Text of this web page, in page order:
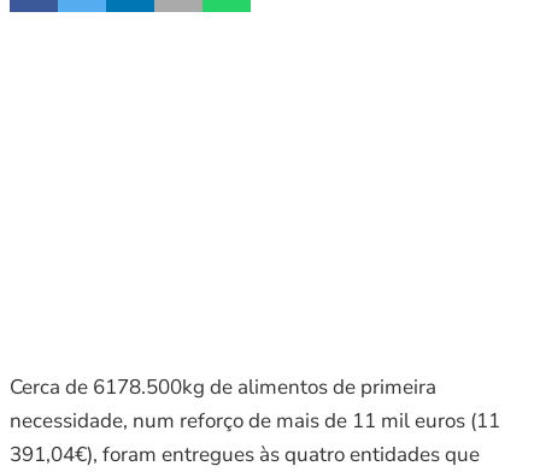
Cerca de 6178.500kg de alimentos de primeira
necessidade, num reforço de mais de 11 mil euros (11
391,04€), foram entregues às quatro entidades que